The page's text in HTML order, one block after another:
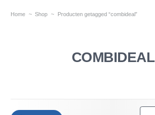
Home ~ Shop ~ Producten getagged “combideal”
COMBIDEAL